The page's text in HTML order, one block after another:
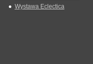
Wystawa Eclectica